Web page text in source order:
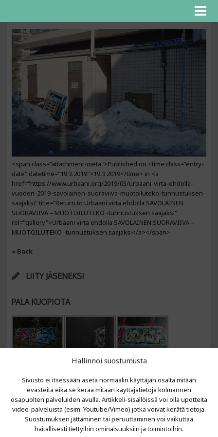
Hallinnoi suostumusta
Sivusto ei itsessään aseta normaalin käyttäjän osalta mitään
evästeitä eikä se kerää mitään käyttäjätietoja kolmannen
osapuolten palveluiden avulla. Artikkeli-sisällöissä voi olla upotteita
video-palveluista (esim. Youtube/Vimeo) jotka voivat kerätä tietoja.
Suostumuksen jättäminen tai peruuttaminen voi vaikuttaa
haitallisesti tiettyihin ominaisuuksiin ja toimintoihin.
<span class="attachment-meta">Published on <time class="entry-
date" datetime="19.3.2019">19.3.2019</time> in <a
href="https://www.urbaani.org/2019/03/urbaani-virta-ehdolla-
vuoden-2019-savolainen-suoraviiva-muotoiluteko-tunnustuksen-
saajaksi" title="Return to Urbaani virta ehdolla SAVOLAINEN
SUORAVIIVA – MUOTOILUTEKO -tunnustuksen saajaksi"
rel="gallery">Urbaani virta ehdolla SAVOLAINEN SUORAVIIVA –
MUOTOILUTEKO -tunnustuksen saajaksi</a></span>
« Back
LIITY JÄSENEKSI
PALA KUOPIOTA
VIIMEISIMMÄT ARTIKKELIT